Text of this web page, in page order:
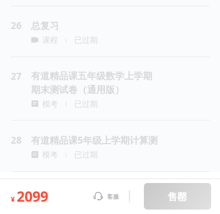
26 总复习
课程 已过期
27
有道精品课五年级数学上学期
期末测试卷（通用版）
模考 已过期
28 有道精品课5年级上学期计算测
模考 已过期
¥ 2099 客服 售罄